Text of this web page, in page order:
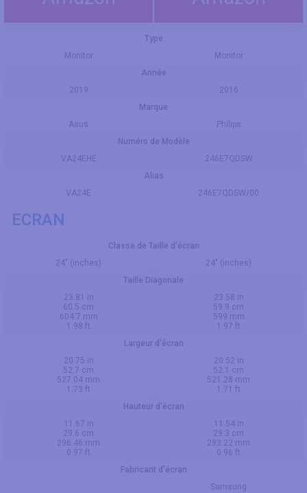
Type
Monitor
Monitor
Année
2019
2016
Marque
Asus
Philips
Numéro de Modèle
VA24EHE
246E7QDSW
Alias
VA24E
246E7QDSW/00
ECRAN
Classe de Taille d'écran
24" (inches)
24" (inches)
Taille Diagonale
23.81 in
60.5 cm
604.7 mm
1.98 ft
23.58 in
59.9 cm
599 mm
1.97 ft
Largeur d'écran
20.75 in
52.7 cm
527.04 mm
1.73 ft
20.52 in
52.1 cm
521.28 mm
1.71 ft
Hauteur d'écran
11.67 in
29.6 cm
296.46 mm
0.97 ft
11.54 in
29.3 cm
293.22 mm
0.96 ft
Fabricant d'écran
Samsung